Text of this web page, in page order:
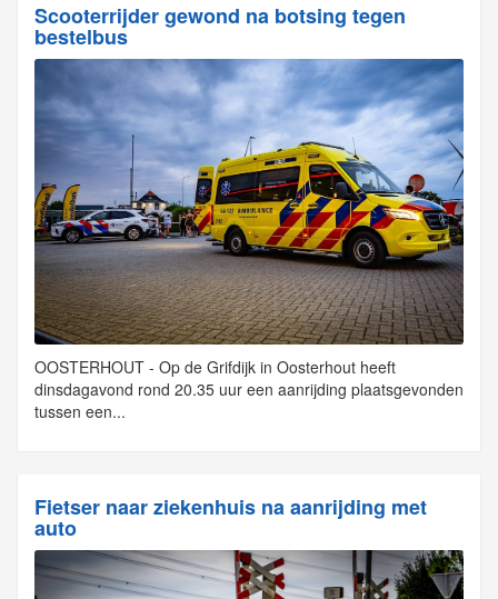
Scooterrijder gewond na botsing tegen
bestelbus
OOSTERHOUT - Op de Grifdijk in Oosterhout heeft
dinsdagavond rond 20.35 uur een aanrijding plaatsgevonden
tussen een...
Fietser naar ziekenhuis na aanrijding met
auto